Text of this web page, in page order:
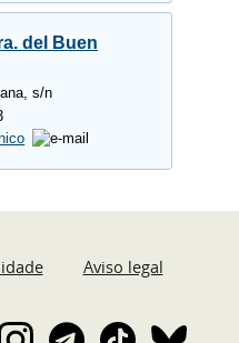
del Buen
s/n
Aviso legal